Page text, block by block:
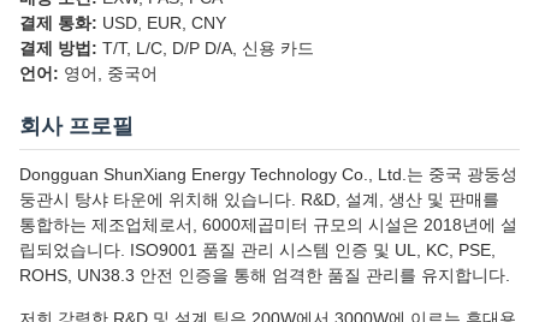
결제 통화: USD, EUR, CNY
결제 방법: T/T, L/C, D/P D/A, 신용 카드
언어: 영어, 중국어
회사 프로필
Dongguan ShunXiang Energy Technology Co., Ltd.는 중국 광둥성
둥관시 탕샤 타운에 위치해 있습니다. R&D, 설계, 생산 및 판매를
통합하는 제조업체로서, 6000제곱미터 규모의 시설은 2018년에 설
립되었습니다. ISO9001 품질 관리 시스템 인증 및 UL, KC, PSE,
ROHS, UN38.3 안전 인증을 통해 엄격한 품질 관리를 유지합니다.